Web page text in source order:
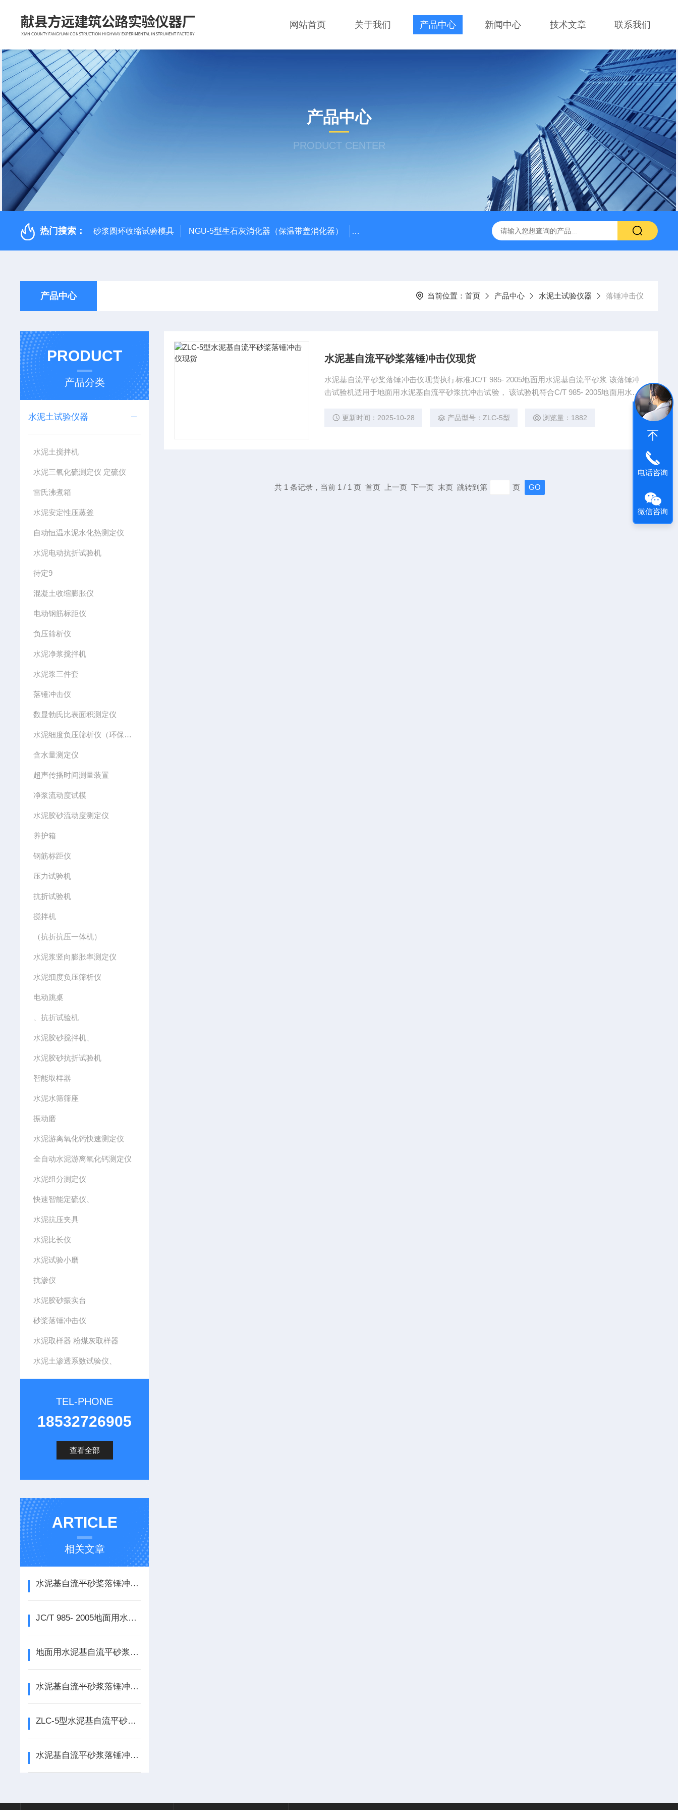
网站首页 关于我们 产品中心 新闻中心 技术文章 联系我们
产品中心
PRODUCT CENTER
热门搜索： 砂浆圆环收缩试验模具 NGU-5型生石灰消化器（保温带盖消化器） *GB/T 50080-2016标准普通混凝土泌水率试验容量筒试验方法 生石灰浆渣测定仪
产品中心 当前位置： 首页 产品中心 水泥土试验仪器 落锤冲击仪
PRODUCT
产品分类
水泥土试验仪器
水泥土搅拌机
水泥三氧化硫测定仪 定硫仪
雷氏沸煮箱
水泥安定性压蒸釜
自动恒温水泥水化热测定仪
水泥电动抗折试验机
待定9
混凝土收缩膨胀仪
电动钢筋标距仪
负压筛析仪
水泥净浆搅拌机
水泥浆三件套
落锤冲击仪
数显勃氏比表面积测定仪
水泥细度负压筛析仪（环保型）
含水量测定仪
超声传播时间测量装置
净浆流动度试模
水泥胶砂流动度测定仪
养护箱
钢筋标距仪
压力试验机
抗折试验机
搅拌机
（抗折抗压一体机）
水泥浆竖向膨胀率测定仪
水泥细度负压筛析仪
电动跳桌
、抗折试验机
水泥胶砂搅拌机、
水泥胶砂抗折试验机
智能取样器
水泥水筛筛座
振动磨
水泥游离氧化钙快速测定仪
全自动水泥游离氧化钙测定仪
水泥组分测定仪
快速智能定硫仪、
水泥抗压夹具
水泥比长仪
水泥试验小磨
抗渗仪
水泥胶砂振实台
砂桨落锤冲击仪
水泥取样器 粉煤灰取样器
水泥土渗透系数试验仪、
TEL-PHONE
18532726905
查看全部
ARTICLE
相关文章
水泥基自流平砂桨落锤冲击仪,砂桨落锤冲击仪
JC/T 985- 2005地面用水泥砂桨落锤冲击仪操作步骤
地面用水泥基自流平砂浆、落锤冲击仪
水泥基自流平砂浆落锤冲击仪技术参数
ZLC-5型水泥基自流平砂浆落锤冲击仪 新用途
水泥基自流平砂浆落锤冲击仪
水泥基自流平砂桨落锤冲击仪现货
水泥基自流平砂桨落锤冲击仪现货执行标准JC/T 985- 2005地面用水泥基自流平砂浆 该落锤冲
击试验机适用于地面用水泥基自流平砂浆抗冲击试验， 该试验机符合C/T 985- 2005地面用水泥
更新时间：2025-10-28 产品型号：ZLC-5型 浏览量：1882
共 1 条记录，当前 1 / 1 页 首页 上一页 下一页 末页 跳转到第 页
电话咨询
微信咨询